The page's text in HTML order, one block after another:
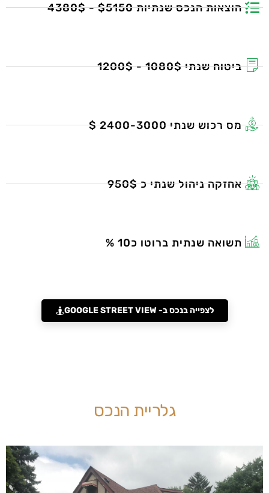
הוצאות הנכס שנתיות $5150 - 4380$
ביטוח שנתי 1080$ - 1200$
מס רכוש שנתי 2400-3000 $
אחזקה ניהול שנתי כ 950$
תשואה שנתית ברוטו כ10 %
לצפייה בנכס ב- GOOGLE STREET VIEW
גלריית הנכס